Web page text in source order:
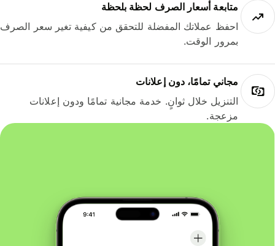
متابعة أسعار الصرف لحظة بلحظة
احفظ عملاتك المفضلة للتحقق من كيفية تغير سعر الصرف
بمرور الوقت.
مجاني تمامًا، دون إعلانات
التنزيل خلال ثوانٍ. خدمة مجانية تمامًا ودون إعلانات
مزعجة.